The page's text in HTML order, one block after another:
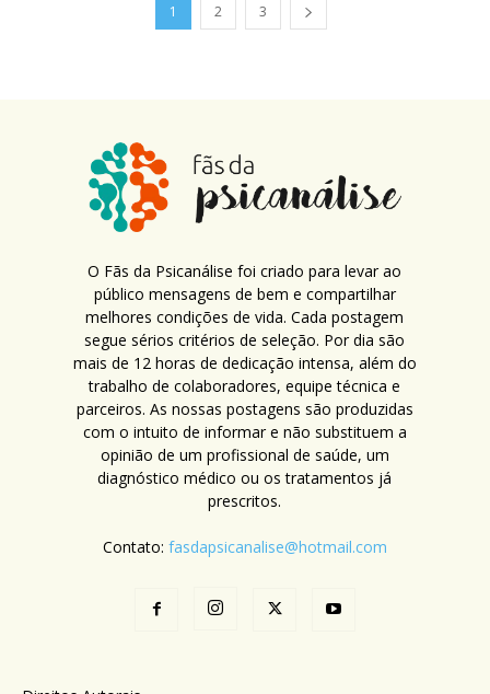
1 2 3
O Fãs da Psicanálise foi criado para levar ao
público mensagens de bem e compartilhar
melhores condições de vida. Cada postagem
segue sérios critérios de seleção. Por dia são
mais de 12 horas de dedicação intensa, além do
trabalho de colaboradores, equipe técnica e
parceiros. As nossas postagens são produzidas
com o intuito de informar e não substituem a
opinião de um profissional de saúde, um
diagnóstico médico ou os tratamentos já
prescritos.
Contato: fasdapsicanalise@hotmail.com